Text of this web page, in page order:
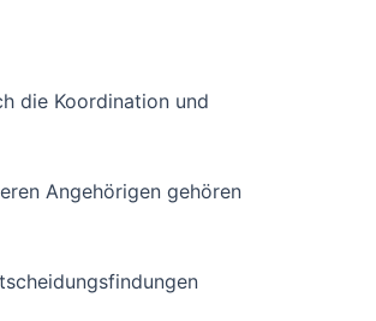
die Koordination und
Angehörigen gehören